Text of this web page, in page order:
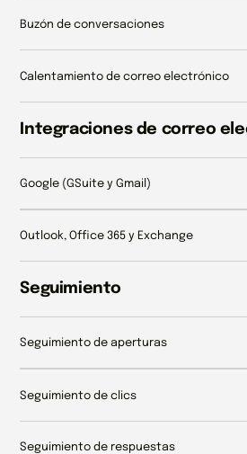
Buzón de conversaciones
Calentamiento de correo electrónico
Integraciones de correo
Google (GSuite y Gmail)
Outlook, Office 365 y Exchange
Seguimiento
Seguimiento de aperturas
Seguimiento de clics
Seguimiento de respuestas